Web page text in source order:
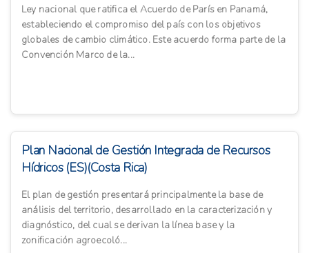
Ley nacional que ratifica el Acuerdo de París en Panamá,
estableciendo el compromiso del país con los objetivos
globales de cambio climático. Este acuerdo forma parte de la
Convención Marco de la...
Plan Nacional de Gestión Integrada de Recursos
Hídricos (ES)(Costa Rica)
El plan de gestión presentará principalmente la base de
análisis del territorio, desarrollado en la caracterización y
diagnóstico, del cual se derivan la línea base y la
zonificación agroecoló...